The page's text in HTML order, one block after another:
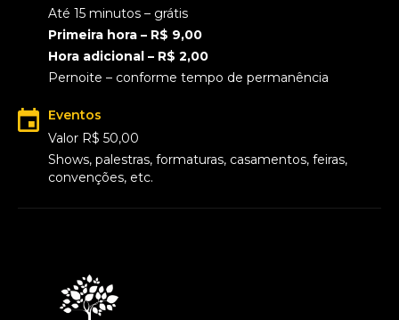
Até 15 minutos – grátis
Primeira hora – R$ 9,00
Hora adicional – R$ 2,00
Pernoite – conforme tempo de permanência
Eventos
Valor R$ 50,00
Shows, palestras, formaturas, casamentos, feiras,
convenções, etc.